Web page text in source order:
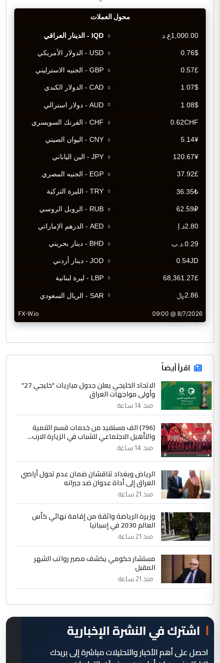
CurrencyRate
اقرأ أيضاً
الاتحاد الخليجي يعلن جدول مباريات "خليجي 27"
وأولى مواجهات العراق
منذ 14 ساعة
(796) الف مستفيد من خدمات قسم التنمية
والتأهيل الاجتماعي للشباب في الزيارة الارب...
منذ 14 ساعة
الرياض وبغداد تناقشان ضمان عدم تحول أراضي
العراق إلى أداة عدوان ضد جيرانه
منذ 21 ساعة
وزيرة الرياضة واثقة من إقامة نهائي كأس
العالم 2030 في إسبانيا
منذ 21 ساعة
مستشار حكومي يكشف مصير رواتب الشهر
المقبل
منذ 21 ساعة